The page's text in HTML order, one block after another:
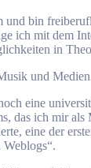
und bin
ich mit dem
in
und
eine
das ich mir als
eine der
Weblogs“.